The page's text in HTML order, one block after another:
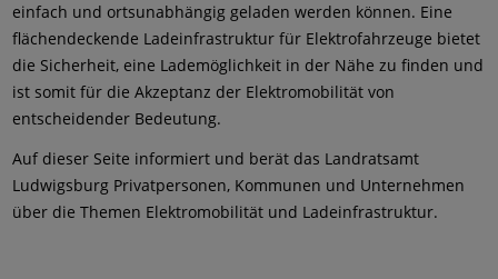
einfach und ortsunabhängig geladen werden können. Eine
flächendeckende Ladeinfrastruktur für Elektrofahrzeuge bietet
die Sicherheit, eine Lademöglichkeit in der Nähe zu finden und
ist somit für die Akzeptanz der Elektromobilität von
entscheidender Bedeutung.
Auf dieser Seite informiert und berät das Landratsamt
Ludwigsburg Privatpersonen, Kommunen und Unternehmen
über die Themen Elektromobilität und Ladeinfrastruktur.